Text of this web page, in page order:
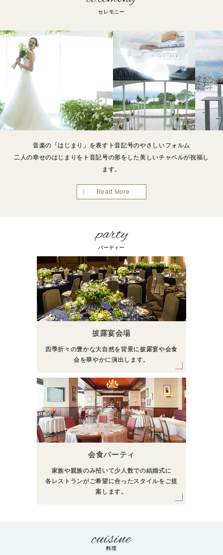
セレモニー
音楽の「はじまり」を表すト音記号のやさしいフォルム
二人の幸せのはじまりをト音記号の形をした美しいチャペルが祝福し
ます。
Read More
パーティー
披露宴会場
四季折々の豊かな大自然を背景に披露宴や会食
会を華やかに演出します。
会食パーティ
家族や親族のみ招いて少人数での結婚式に
各レストランがご希望に合ったスタイルをご提
案します。
料理